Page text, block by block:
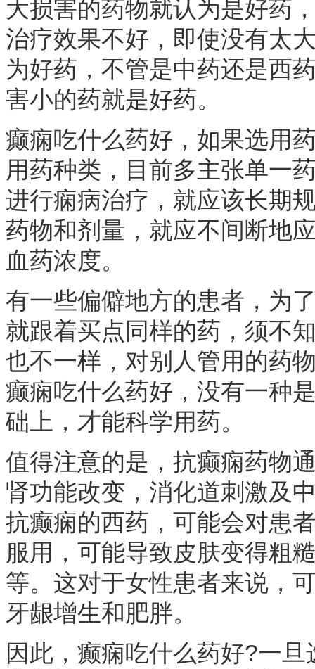
大损害的药物就认为是好药
治疗效果不好，即使没有太
为好药，不管是中药还是西
害小的药就是好药。
癫痫吃什么药好，如果选用
用药种类，目前多主张单一
进行痫病治疗，就应该长期
药物和剂量，就应不间断地
血药浓度。
有一些偏僻地方的患者，为
就跟着买点同样的药，须不
也不一样，对别人管用的药
癫痫吃什么药好，没有一种
础上，才能科学用药。
值得注意的是，抗癫痫药物
肾功能改变，消化道刺激及
抗癫痫的西药，可能会对患
服用，可能导致皮肤变得粗
等。这对于女性患者来说，
牙龈增生和肥胖。
因此，癫痫吃什么药好?一